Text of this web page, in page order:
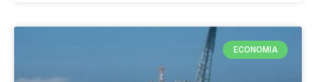
ECONOMIA